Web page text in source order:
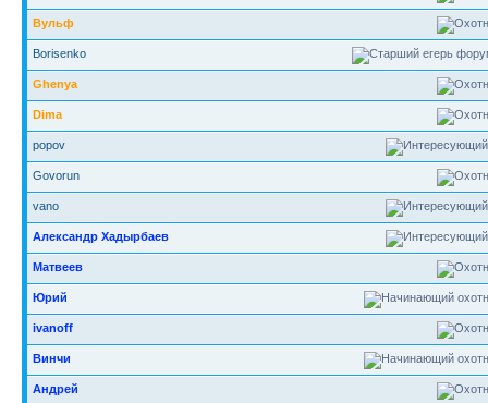
Вульф
Borisenko
Ghenya
Dima
popov
Govorun
vano
Александр Хадырбаев
Матвеев
Юрий
ivanoff
Винчи
Андрей